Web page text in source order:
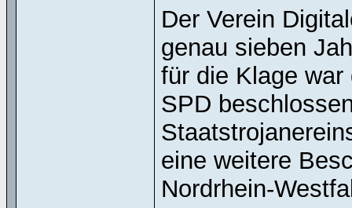
Der Verein
genau sieben
für die Klage
SPD
eine weitere
Nordrhein-